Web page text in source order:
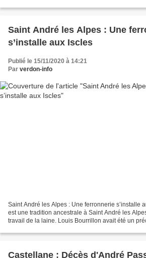
Saint André les Alpes : Une
s’installe aux Iscles
Publié le 15/11/2020 à 14:21
Par verdon-info
Saint André les Alpes : Une ferronnerie s’installe
est une tradition ancestrale à Saint André les
travail de la laine. Louis Bourrillon avait été un
Castellane ; Décès d'André